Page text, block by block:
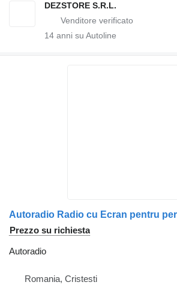
DEZSTORE S.R.L.
14 anni su Autoline
Prezzo su richiesta
Autoradio
Romania, Cristesti